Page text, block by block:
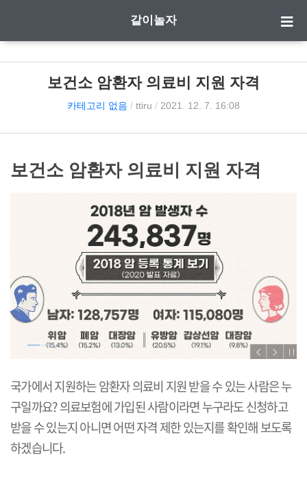
같이놀자
보건소 암환자 의료비 지원 자격
카테고리 없음 / ttiru / 2021. 12. 7. 16:08
보건소 암환자 의료비 지원 자격
국가에서 지원하는 암환자 의료비 지원 받을 수 있는 사람은 누
구일까요? 의료보험에 가입된 사람이라면 누구라도 신청하고
받을 수 있는지 아니면 어떤 자격 제한 있는지를 확인해 보도록
하겠습니다.